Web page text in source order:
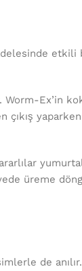
etkili
Worm-Ex’in
çıkış
üreme
de